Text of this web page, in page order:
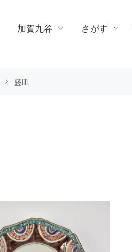
加賀九谷 さがす
盛皿